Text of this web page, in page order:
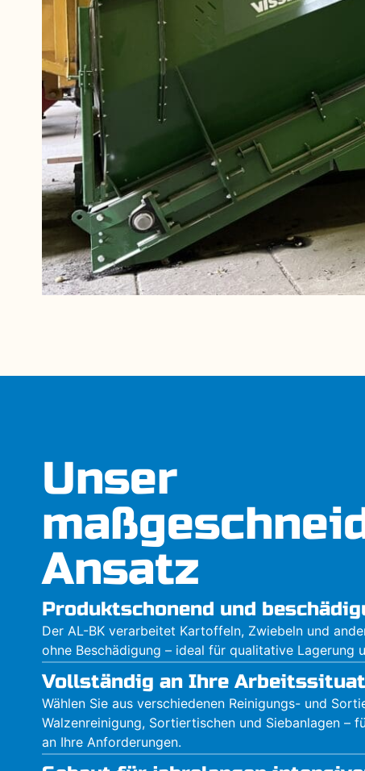
Unser
Ansatz
Produktschonend und
Der AL-BK verarbeitet Kartoffeln, Zwiebeln und
ohne Beschädigung – ideal für qualitative Lagerung
Vollständig an Ihre
Wählen Sie aus verschiedenen Reinigungs- und
Walzenreinigung, Sortiertischen und Siebanlagen –
an Ihre Anforderungen.